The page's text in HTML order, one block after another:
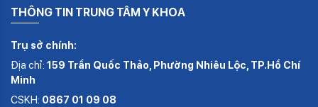
THÔNG TIN TRUNG TÂM Y KHOA
Trụ sở chính:
Địa chỉ: 159 Trần Quốc Thảo, Phường Nhiêu Lộc, TP.Hồ Chí
Minh
CSKH: 0867 01 09 08